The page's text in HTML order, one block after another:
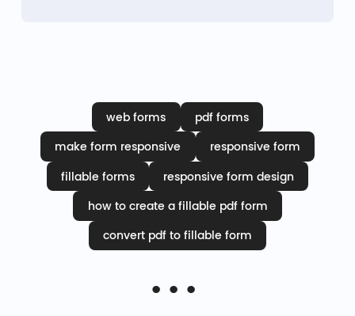
web forms
pdf forms
make form responsive
responsive form
fillable forms
responsive form design
how to create a fillable pdf form
convert pdf to fillable form